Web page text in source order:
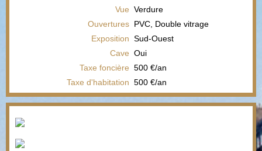
Vue Verdure
Ouvertures PVC, Double vitrage
Exposition Sud-Ouest
Cave Oui
Taxe foncière 500 €/an
Taxe d'habitation 500 €/an